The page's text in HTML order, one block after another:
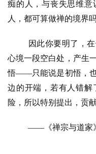
痴的人，与丧失思维意
人，都可算做禅的境界
因此你要明了，在
心境一段空白处，产生
悟——只能说是初悟，
边的开端，若有人错解
险，所以特别提出，贡
——《禅宗与道家